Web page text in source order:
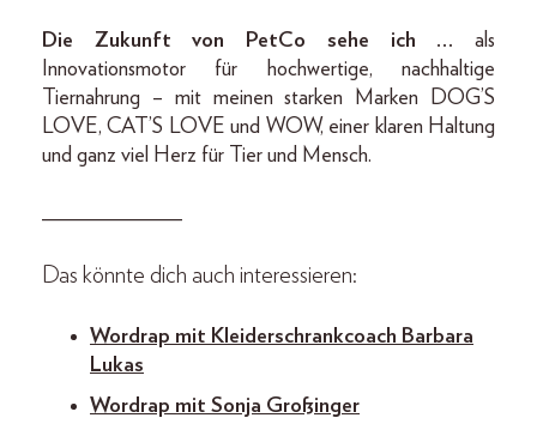
Die Zukunft von PetCo sehe ich … als
Innovationsmotor für hochwertige, nachhaltige
Tiernahrung – mit meinen starken Marken DOG’S
LOVE, CAT’S LOVE und WOW, einer klaren Haltung
und ganz viel Herz für Tier und Mensch.
_____________
Das könnte dich auch interessieren:
Wordrap mit Kleiderschrankcoach Barbara
Lukas
Wordrap mit Sonja Großinger